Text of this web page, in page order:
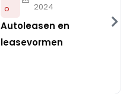
o
2024
Autoleasen en
leasevormen